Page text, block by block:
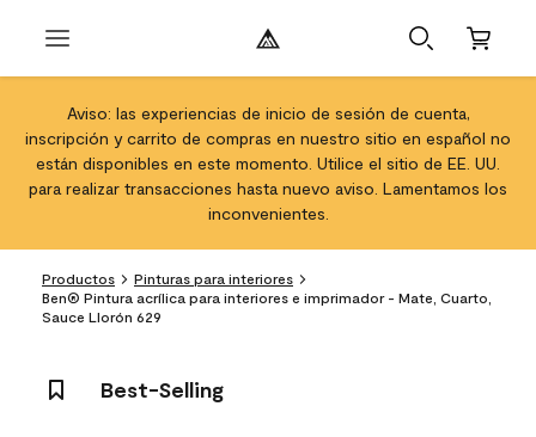
Aviso: las experiencias de inicio de sesión de cuenta,
inscripción y carrito de compras en nuestro sitio en español no
están disponibles en este momento. Utilice el sitio de EE. UU.
para realizar transacciones hasta nuevo aviso. Lamentamos los
inconvenientes.
Productos
Pinturas para interiores
Ben® Pintura acrílica para interiores e imprimador - Mate, Cuarto,
Sauce Llorón 629
Best-Selling